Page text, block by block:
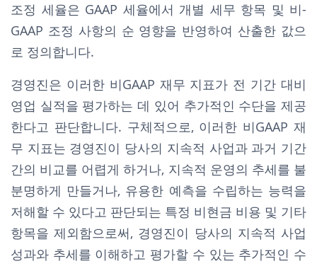
조정 세율은 GAAP 세율에서 개별 세무 항목 및 비-
GAAP 조정 사항의 순 영향을 반영하여 산출한 값으
로 정의합니다.
경영진은 이러한 비GAAP 재무 지표가 전 기간 대비
영업 실적을 평가하는 데 있어 추가적인 수단을 제공
한다고 판단합니다. 구체적으로, 이러한 비GAAP 재
무 지표는 경영진이 당사의 지속적 사업과 과거 기간
간의 비교를 어렵게 하거나, 지속적 운영의 추세를 불
분명하게 만들거나, 유용한 예측을 수립하는 능력을
저해할 수 있다고 판단되는 특정 비현금 비용 및 기타
항목을 제외함으로써, 경영진이 당사의 지속적 사업
성과와 추세를 이해하고 평가할 수 있는 추가적인 수